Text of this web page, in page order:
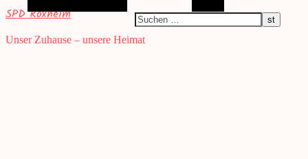
SPD Roxheim
Unser Zuhause – unsere Heimat